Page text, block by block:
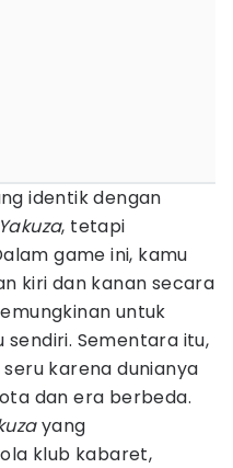
identik dengan
Yakuza, tetapi
game ini, kamu
kiri dan kanan secara
untuk
Sementara itu,
karena dunianya
dan era berbeda.
yang
klub kabaret,